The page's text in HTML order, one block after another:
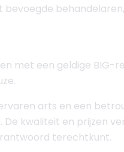
bevoegde behandelaren,
met een geldige BIG-
arts en een
De kwaliteit en prijzen
terechtkunt.